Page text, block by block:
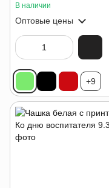
В наличии
Оптовые цены
+9